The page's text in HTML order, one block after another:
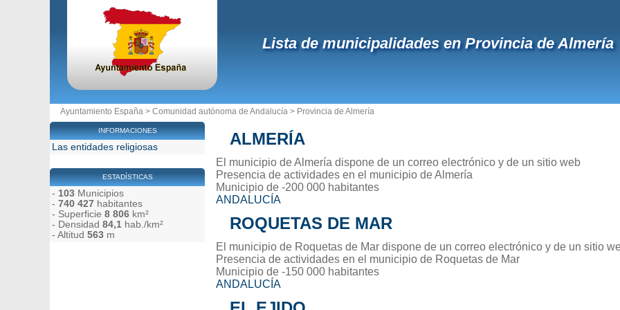
Lista de municipalidades en Provincia de Almería
Ayuntamiento España > Comunidad autónoma de Andalucía > Provincia de Almería
ALMERÍA
El municipio de Almería dispone de un correo electrónico y de un sitio web
Presencia de actividades en el municipio de Almería
Municipio de -200 000 habitantes
ANDALUCÍA
ROQUETAS DE MAR
El municipio de Roquetas de Mar dispone de un correo electrónico y de un sitio
Presencia de actividades en el municipio de Roquetas de Mar
Municipio de -150 000 habitantes
ANDALUCÍA
INFORMACIONES
Las entidades religiosas
ESTADÍSTICAS
- 103 Municipios
- 740 427 habitantes
- Superficie 8 806 km²
- Densidad 84,1 hab./km²
- Altitud 563 m